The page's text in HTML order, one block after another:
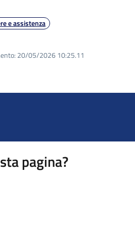
e assistenza
20/05/2026 10:25.11
pagina?